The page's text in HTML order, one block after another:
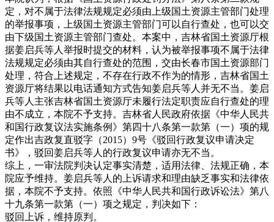
定，对不属于法律法规规定必须由上级国土资源主管部门处理
的举报事项，上级国土资源主管部门可以自行查处，也可以交
由下级国土资源主管部门查处。本案中，吉林省国土资源厅根
据姜启兵等人举报时提交的材料，认为被举报事项不属于法律
法规规定必须由其自行查处的范围，交由长春市国土资源部门
处理，符合上述规定，不存在行政不作为的情形，吉林省国土
资源厅将结果以电话通知方式告知姜启兵等人并无不当。姜启
兵等人主张吉林省国土资源厅未履行法定职责应自行查处的理
由不成立，本院不予支持。吉林省人民政府依据《中华人民共
和国行政复议法实施条例》第四十八条第一款第（一）项的规
定作出吉政复直驳字（2015）9号《驳回行政复议申请决定
书》，驳回姜启兵等人的行政复议申请亦无不当。
综上，一审法院判决认定事实清楚，适用法律、法规正确，本
院应予维持。姜启兵等人的上诉请求和理由缺乏事实和法律依
据，本院不予支持。依照《中华人民共和国行政诉讼法》第八
十九条第一款第（一）项之规定，判决如下：
驳回上诉，维持原判。